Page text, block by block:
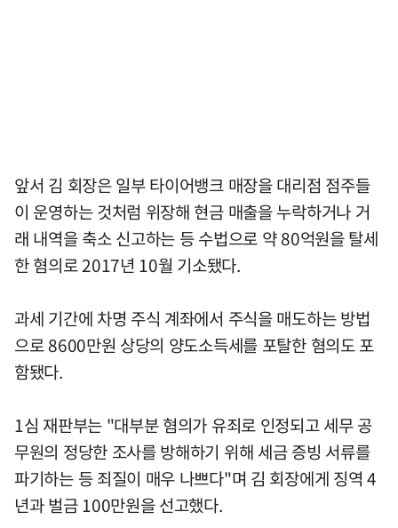
앞서 김 회장은 일부 타이어뱅크 매장을 대리점 점주들
이 운영하는 것처럼 위장해 현금 매출을 누락하거나 거
래 내역을 축소 신고하는 등 수법으로 약 80억원을 탈세
한 혐의로 2017년 10월 기소됐다.
과세 기간에 차명 주식 계좌에서 주식을 매도하는 방법
으로 8600만원 상당의 양도소득세를 포탈한 혐의도 포
함됐다.
1심 재판부는 "대부분 혐의가 유죄로 인정되고 세무 공
무원의 정당한 조사를 방해하기 위해 세금 증빙 서류를
파기하는 등 죄질이 매우 나쁘다"며 김 회장에게 징역 4
년과 벌금 100만원을 선고했다.